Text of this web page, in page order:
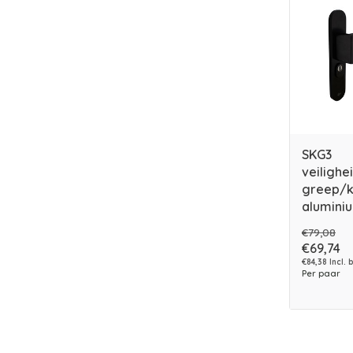
SKG3
greep/
€79,08
€69,74
€84,38 Incl.
Per paar